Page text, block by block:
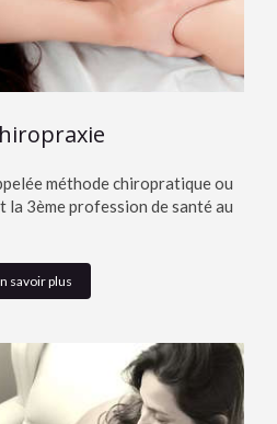
méthode chiropratique ou
3ème profession de santé au
savoir plus